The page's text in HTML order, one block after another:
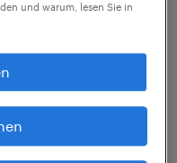
und warum, lesen Sie in